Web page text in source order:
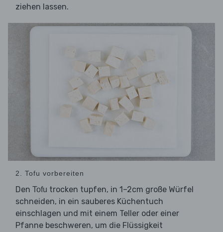
ziehen lassen.
2. Tofu vorbereiten
Den Tofu trocken tupfen, in 1–2cm große Würfel
schneiden, in ein sauberes Küchentuch
einschlagen und mit einem Teller oder einer
Pfanne beschweren, um die Flüssigkeit